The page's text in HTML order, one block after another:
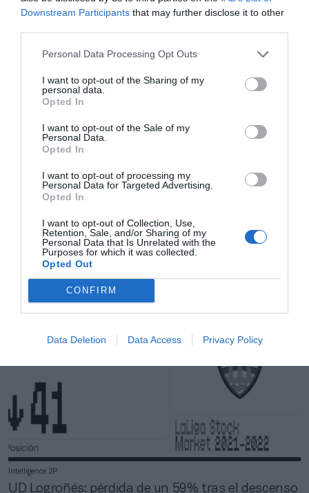
Downstream Participants that may further disclose it to other
Personal Data Processing Opt Outs
I want to opt-out of the Sharing of my
personal data.
Opted In
I want to opt-out of the Sale of my
Personal Data.
Opted In
I want to opt-out of processing my
Personal Data for Targeted Advertising.
Opted In
I want to opt-out of Collection, Use,
Retention, Sale, and/or Sharing of my
Personal Data that Is Unrelated with the
Purposes for which it was collected.
Opted Out
CONFIRM
Data Deletion Data Access Privacy Policy
FC Cartagena: una permanencia en LaLiga que
triplica ingresos y dobla tasación, hasta 13,8
millones
Intelligence 2P
UD Logroñés: pérdida de un 59% tras el descenso